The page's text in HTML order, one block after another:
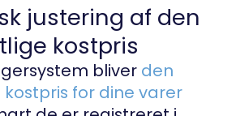
justering af den
kostpris
bliver den
for dine varer